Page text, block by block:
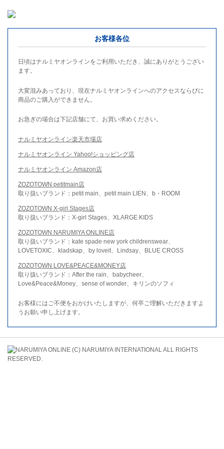
お客様各位
日頃はナルミヤオンラインをご利用いただき、誠にありがとうござい
ます。
大変混みあっており、現在ナルミヤオンラインへのアクセスならびに
商品のご購入ができません。
お急ぎの場合は下記店舗にて、お買い求めください。
ナルミヤオンライン楽天市場店
ナルミヤオンライン Yahoo!ショッピング店
ナルミヤオンライン Amazon店
ZOZOTOWN petitmain店
取り扱いブランド：petit main、petit main LIEN、b・ROOM
ZOZOTOWN X-girl Stages店
取り扱いブランド：X-girl Stages、XLARGE KIDS
ZOZOTOWN NARUMIYA ONLINE店
取り扱いブランド：kate spade new york childrenswear、
LOVETOXIC、kladskap、by loveit、Lindsay、BLUE CROSS
ZOZOTOWN LOVE&PEACE&MONEY店
取り扱いブランド：After the rain、babycheer、
Love&Peace&Money、sense of wonder、キリンのソフィ
お客様にはご不便をおかけいたしますが、何卒ご理解いただきますよ
うお願い申し上げます。